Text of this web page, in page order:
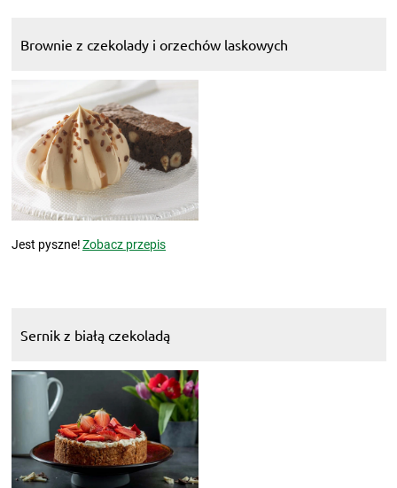
Brownie z czekolady i orzechów laskowych
Jest pyszne!Zobacz przepis
Sernik z białą czekoladą